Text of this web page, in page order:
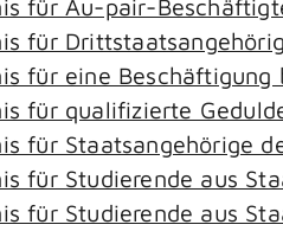
für Au-pair-
für
für eine Beschäftigung
für qualifizierte
für Staatsangehörige
für Studierende aus
für Studierende aus